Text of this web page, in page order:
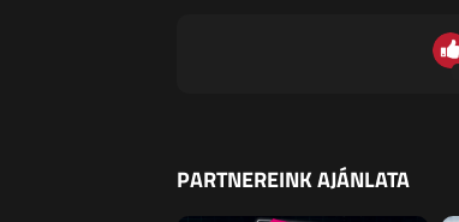
PARTNEREINK AJÁNLATA